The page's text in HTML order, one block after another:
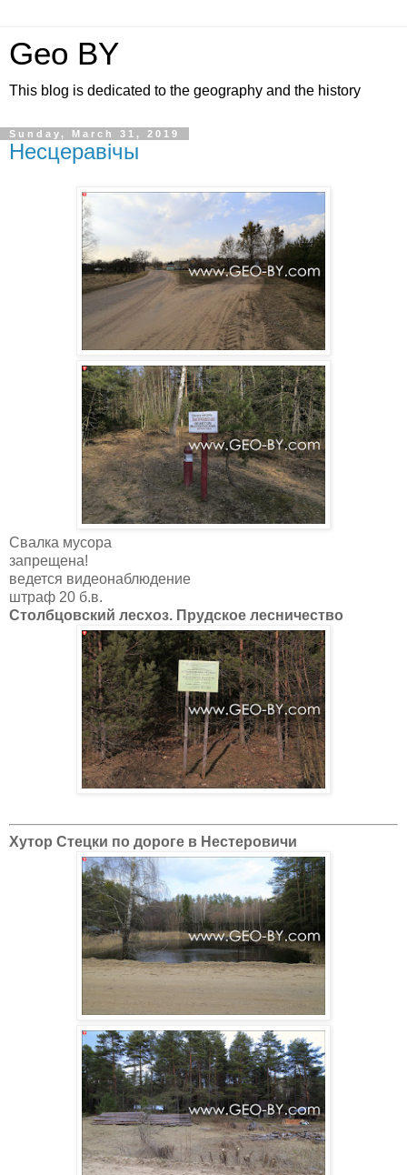
Geo BY
This blog is dedicated to the geography and the history
Sunday, March 31, 2019
Несцеравічы
Свалка мусора
запрещена!
ведется видеонаблюдение
штраф 20 б.в.
Столбцовский лесхоз. Прудское лесничество
Хутор Стецки по дороге в Нестеровичи